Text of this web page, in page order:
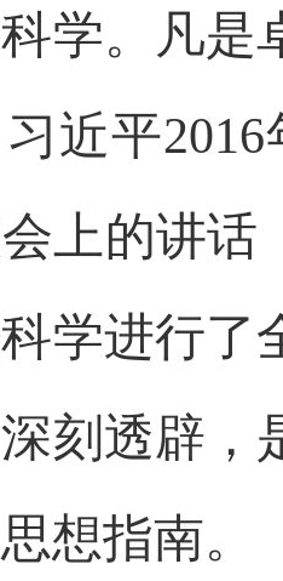
学。凡是
近平
上的讲话
学进行了
刻透辟，
想指南。